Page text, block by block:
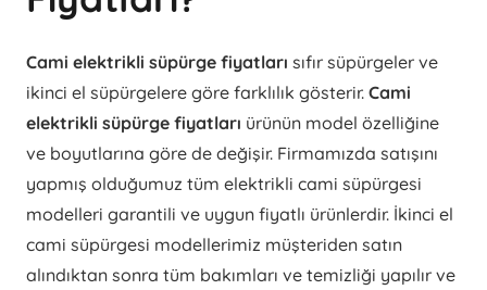
Cami elektrikli süpürge fiyatları sıfır süpürgeler ve
ikinci el süpürgelere göre farklılık gösterir. Cami
elektrikli süpürge fiyatları ürünün model özelliğine
ve boyutlarına göre de değişir. Firmamızda satışını
yapmış olduğumuz tüm elektrikli cami süpürgesi
modelleri garantili ve uygun fiyatlı ürünlerdir. İkinci el
cami süpürgesi modellerimiz müşteriden satın
alındıktan sonra tüm bakımları ve temizliği yapılır ve